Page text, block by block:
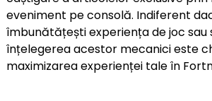
eveniment pe consolă. Indiferent
îmbunătățești experiența de joc sau
înțelegerea acestor mecanici este
maximizarea experienței tale în